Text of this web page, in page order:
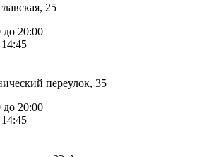
25
до 20:00
переулок, 35
до 20:00